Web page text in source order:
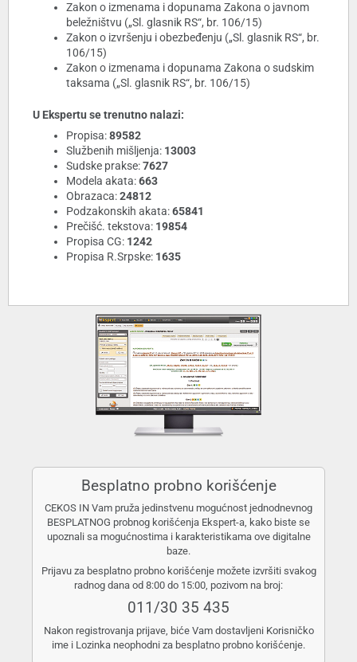
Zakon o izmenama i dopunama Zakona o javnom
beležništvu („Sl. glasnik RS“, br. 106/15)
Zakon o izvršenju i obezbeđenju („Sl. glasnik RS“, br.
106/15)
Zakon o izmenama i dopunama Zakona o sudskim
taksama („Sl. glasnik RS“, br. 106/15)
U Ekspertu se trenutno nalazi:
Propisa:89582
Službenih mišljenja: 13003
Sudske prakse:7627
Modela akata:663
Obrazaca:24812
Podzakonskih akata:65841
Prečišć. tekstova: 19854
Propisa CG: 1242
Propisa R.Srpske: 1635
Besplatno probno korišćenje
CEKOS IN Vam pruža jedinstvenu mogućnost jednodnevnog
BESPLATNOG probnog korišćenja Ekspert-a, kako biste se
upoznali sa mogućnostima i karakteristikama ove digitalne
baze.
Prijavu za besplatno probno korišćenje možete izvršiti svakog
radnog dana od 8:00 do 15:00, pozivom na broj:
011/30 35 435
Nakon registrovanja prijave, biće Vam dostavljeni Korisničko
ime i Lozinka neophodni za besplatno probno korišćenje.